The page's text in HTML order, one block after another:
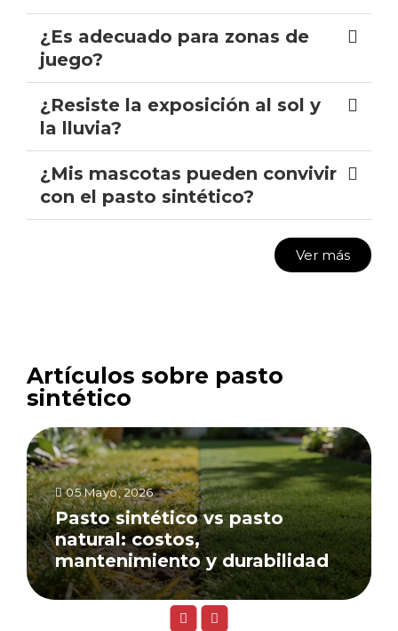
¿Es adecuado para zonas de
juego?
¿Resiste la exposición al sol y
la lluvia?
¿Mis mascotas pueden convivir
con el pasto sintético?
Ver más
Artículos sobre pasto
sintético
05 Mayo, 2026
Pasto sintético vs pasto
natural: costos,
mantenimiento y durabilidad